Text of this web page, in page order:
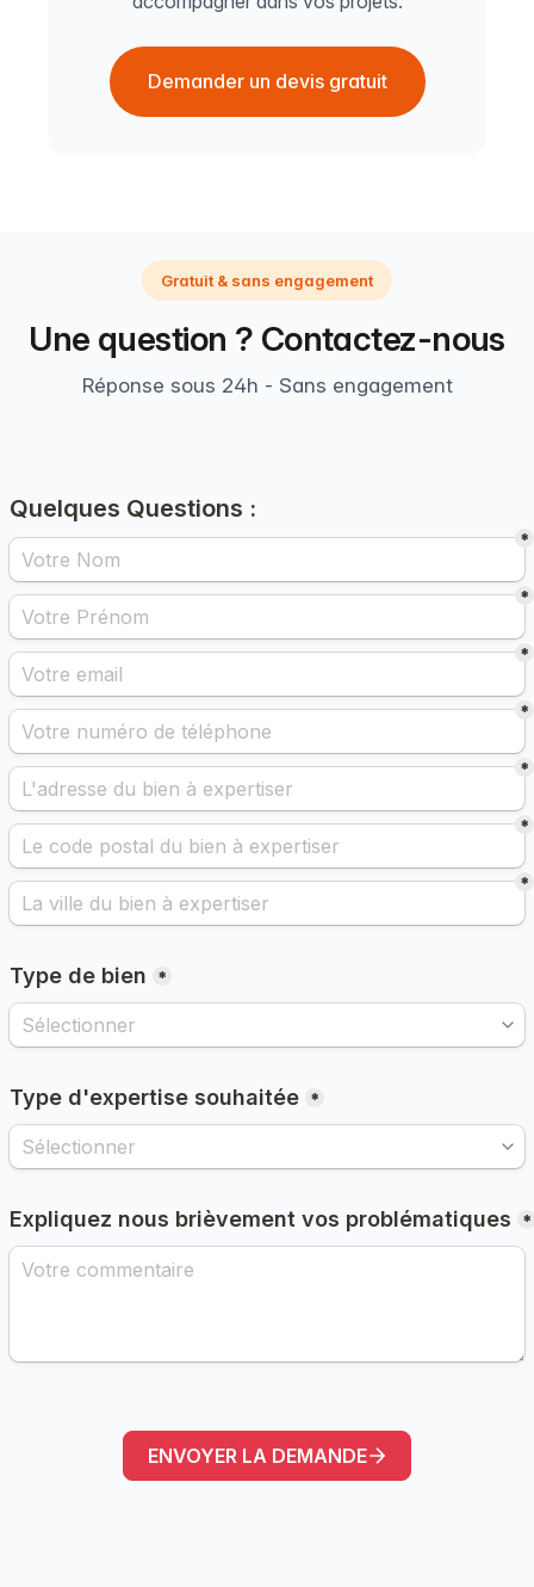
Demander un devis gratuit
Gratuit & sans engagement
Une question ? Contactez-nous
Réponse sous 24h - Sans engagement